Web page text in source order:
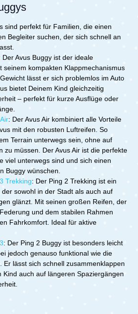
sind perfekt für Familien, die einen
Begleiter suchen, der sich schnell an
Der Avus Buggy ist der ideale
seinem kompakten Klappmechanismus
lässt er sich problemlos im Auto
bietet Deinem Kind gleichzeitig
– perfekt für kurze Ausflüge oder
: Der Avus Air kombiniert alle Vorteile
mit den robusten Luftreifen. So
Terrain unterwegs sein, ohne auf
zu müssen. Der Avus Air ist die perfekte
viel unterwegs sind und sich einen
Buggy wünschen.
Trekking: Der Ping 2 Trekking ist ein
sowohl in der Stadt als auch auf
glänzt. Mit seinen großen Reifen, der
und dem stabilen Rahmen
Fahrkomfort. Ideal für aktive
: Der Ping 2 Buggy ist besonders leicht
jedoch genauso funktional wie die
Er lässt sich schnell zusammenklappen
Kind auch auf längeren Spaziergängen